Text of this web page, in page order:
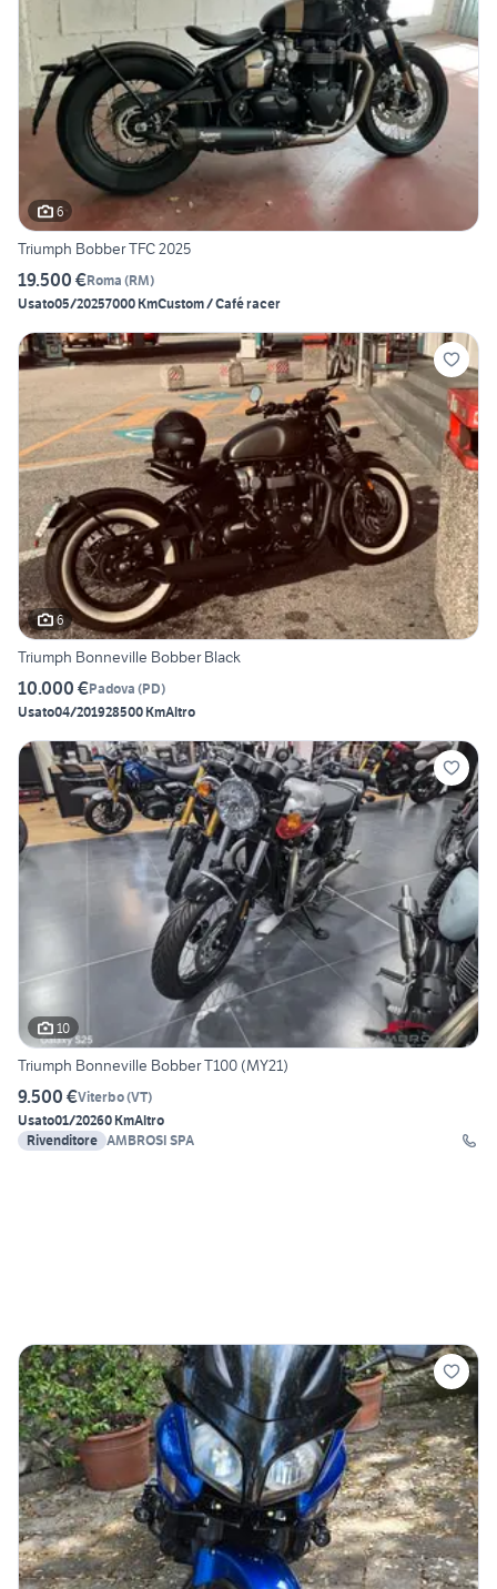
6
Triumph Bobber TFC 2025
19.500 €Roma (RM)
Usato05/20257000 KmCustom / Café racer
6
Triumph Bonneville Bobber Black
10.000 €Padova (PD)
Usato04/201928500 KmAltro
10
Triumph Bonneville Bobber T100 (MY21)
9.500 €Viterbo(VT)
Usato01/20260 KmAltro
Rivenditore AMBROSI SPA